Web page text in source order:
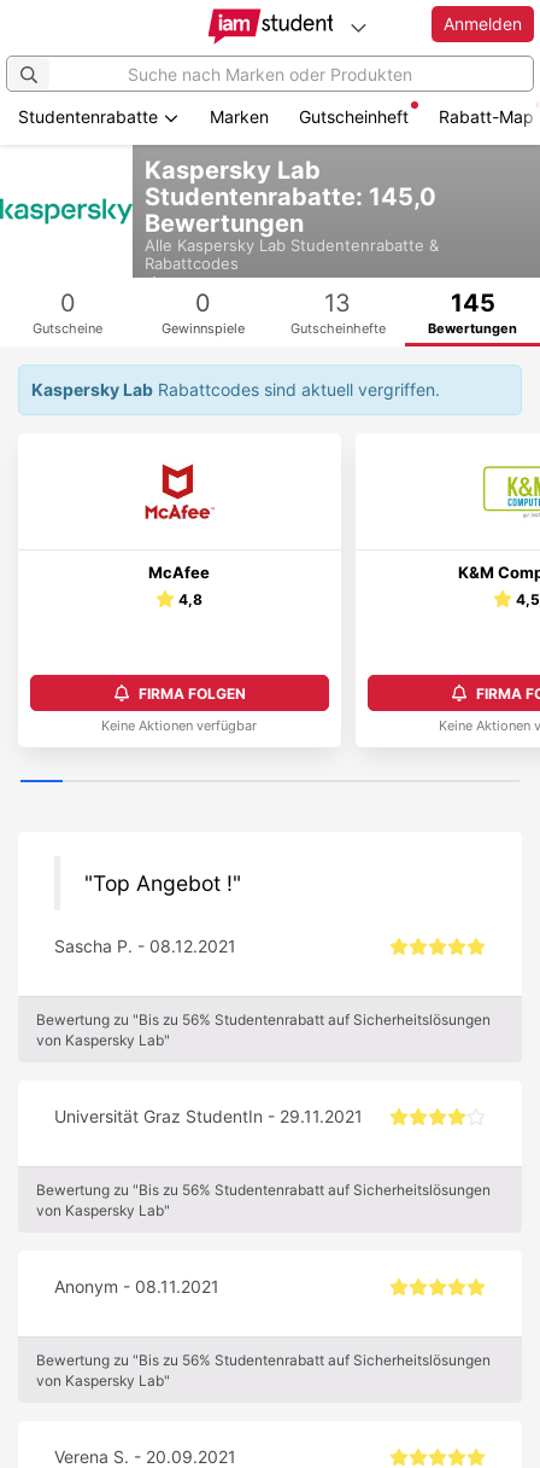
springen
Anmelden
Studentenrabatte Marken Gutscheinheft Rabatt-Map
Kaspersky Lab
Studentenrabatte: 145,0
Bewertungen
Alle Kaspersky Lab Studentenrabatte &
Rabattcodes
0
Gutscheine
0
Gewinnspiele
13
Gutscheinhefte
145
Bewertungen
Kaspersky Lab Rabattcodes sind aktuell vergriffen.
McAfee
4,8
FIRMA FOLGEN
Keine Aktionen verfügbar
K&M
4,5
FIRMA
Keine Aktionen
Top Angebot !
Sascha P. - 08.12.2021
Bewertung zu "Bis zu 56% Studentenrabatt auf Sicherheitslösungen
von Kaspersky Lab"
Universität Graz StudentIn - 29.11.2021
Bewertung zu "Bis zu 56% Studentenrabatt auf Sicherheitslösungen
von Kaspersky Lab"
Anonym - 08.11.2021
Bewertung zu "Bis zu 56% Studentenrabatt auf Sicherheitslösungen
von Kaspersky Lab"
Verena S. - 20.09.2021